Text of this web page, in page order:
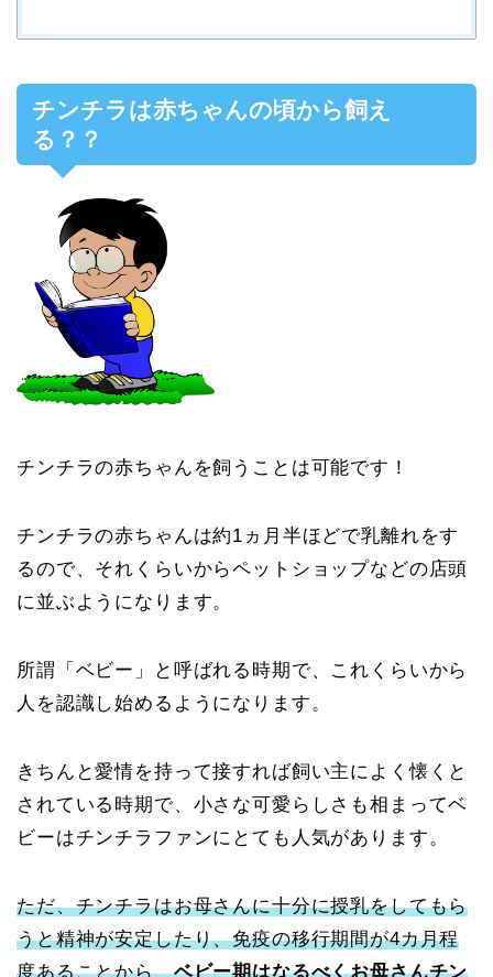
チンチラは赤ちゃんの頃から飼え
る？？
チンチラの赤ちゃんを飼うことは可能です！
チンチラの赤ちゃんは約1ヵ月半ほどで乳離れをす
るので、それくらいからペットショップなどの店頭
に並ぶようになります。
所謂「ベビー」と呼ばれる時期で、これくらいから
人を認識し始めるようになります。
きちんと愛情を持って接すれば飼い主によく懐くと
されている時期で、小さな可愛らしさも相まってベ
ビーはチンチラファンにとても人気があります。
ただ、チンチラはお母さんに十分に授乳をしてもら
うと精神が安定したり、免疫の移行期間が4カ月程
度あることから、ベビー期はなるべくお母さんチン